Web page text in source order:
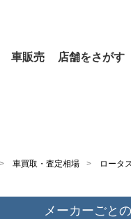
車販売 店舗をさがす
車買取・査定相場 ロータ
メーカーごと